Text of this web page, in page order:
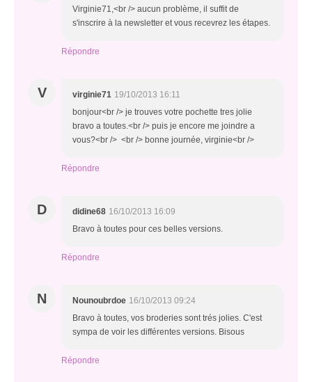
Virginie71,<br /> aucun problème, il suffit de
s'inscrire à la newsletter et vous recevrez les étapes.
Répondre
V virginie71 19/10/2013 16:11
bonjour<br /> je trouves votre pochette tres jolie
bravo a toutes.<br /> puis je encore me joindre a
vous?<br /> <br /> bonne journée, virginie<br />
Répondre
D didine68 16/10/2013 16:09
Bravo à toutes pour ces belles versions.
Répondre
N Nounoubrdoe 16/10/2013 09:24
Bravo à toutes, vos broderies sont trés jolies. C'est
sympa de voir les différentes versions. Bisous
Répondre